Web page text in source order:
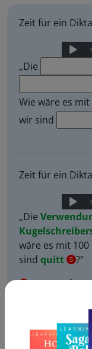
Zeit für ein
Audio
„Die
Wie wäre es
wir sind
Zeit für ein
Audio
Player
„Die
wäre es mit
sind quitt 5 ?“
Verwendung
Die
der Gebrauch
Verb ist